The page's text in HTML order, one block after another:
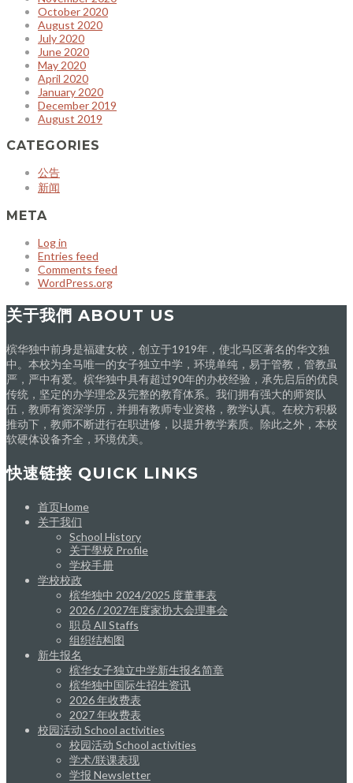
October 2020
August 2020
July 2020
June 2020
May 2020
April 2020
January 2020
December 2019
August 2019
CATEGORIES
公告
新闻
META
Log in
Entries feed
Comments feed
WordPress.org
关于我們 ABOUT US
槟华独中前身是福建女校，创立于1919年，使北马区著名的华文独
中。本校为全马唯一的女子独立中学，环境单纯，易于管教，管教虽
严，严中有爱。槟华独中具有超过90年的办校经验，承先启后的优良
传统，坚定的办学理念及完整的教育体系。我们拥有强大的师资队
伍，教师有资深学历，并拥有教师专业资格，教学认真。在校方积极
推动下，教师不断进行在职进修，以提升教学素质。除此之外，本校
软硬体设备齐全，环境优美。
快速链接 QUICK LINKS
首页Home
关于我们
School History
关于學校 Profile
学校手册
学校校政
槟华独中 2024/2025 度董事表
2026 / 2027年度家协大会理事会
职员 All Staffs
组织结构图
新生报名
槟华女子独立中学新生报名简章
槟华独中国际生招生资讯
2026 年收费表
2027 年收费表
校园活动 School activities
校园活动 School activities
学术/联课表现
学报 Newsletter